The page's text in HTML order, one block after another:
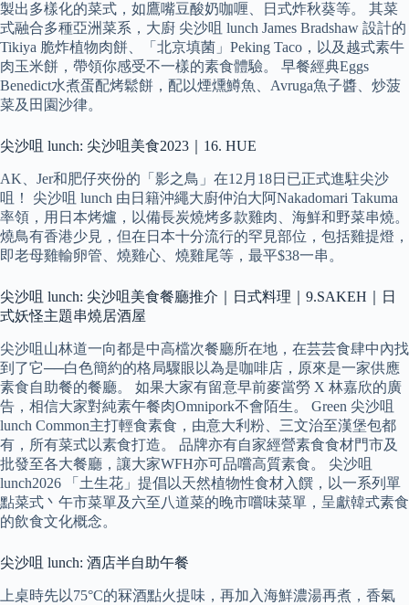
製出多樣化的菜式，如鷹嘴豆酸奶咖喱、日式炸秋葵等。 其菜
式融合多種亞洲菜系，大廚 尖沙咀 lunch James Bradshaw 設計的
Tikiya 脆炸植物肉餅、「北京填菌」Peking Taco，以及越式素牛
肉玉米餅，帶領你感受不一樣的素食體驗。 早餐經典Eggs
Benedict水煮蛋配烤鬆餅，配以煙燻鱒魚、Avruga魚子醬、炒菠
菜及田園沙律。
尖沙咀 lunch: 尖沙咀美食2023｜16. HUE
AK、Jer和肥仔夾份的「影之鳥」在12月18日已正式進駐尖沙
咀！ 尖沙咀 lunch 由日籍沖繩大廚仲泊大阿Nakadomari Takuma
率領，用日本烤爐，以備長炭燒烤多款雞肉、海鮮和野菜串燒。
燒鳥有香港少見，但在日本十分流行的罕見部位，包括雞提燈，
即老母雞輸卵管、燒雞心、燒雞尾等，最平$38一串。
尖沙咀 lunch: 尖沙咀美食餐廳推介｜日式料理｜9.SAKEH｜日
式妖怪主題串燒居酒屋
尖沙咀山林道一向都是中高檔次餐廳所在地，在芸芸食肆中內找
到了它──白色簡約的格局驟眼以為是咖啡店，原來是一家供應
素食自助餐的餐廳。 如果大家有留意早前麥當勞 X 林嘉欣的廣
告，相信大家對純素午餐肉Omnipork不會陌生。 Green 尖沙咀
lunch Common主打輕食素食，由意大利粉、三文治至漢堡包都
有，所有菜式以素食打造。 品牌亦有自家經營素食食材門市及
批發至各大餐廳，讓大家WFH亦可品嚐高質素食。 尖沙咀
lunch2026 「土生花」提倡以天然植物性食材入饌，以一系列單
點菜式丶午市菜單及六至八道菜的晚市嚐味菜單，呈獻韓式素食
的飲食文化概念。
尖沙咀 lunch: 酒店半自助午餐
上桌時先以75°C的冧酒點火提味，再加入海鮮濃湯再煮，香氣